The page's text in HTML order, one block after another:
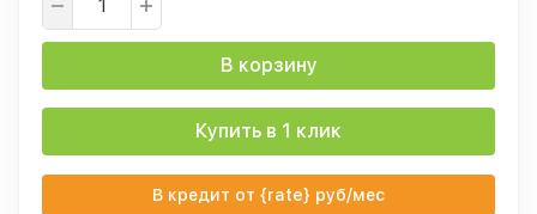
В корзину
Купить в 1 клик
В кредит от {rate} руб/мес